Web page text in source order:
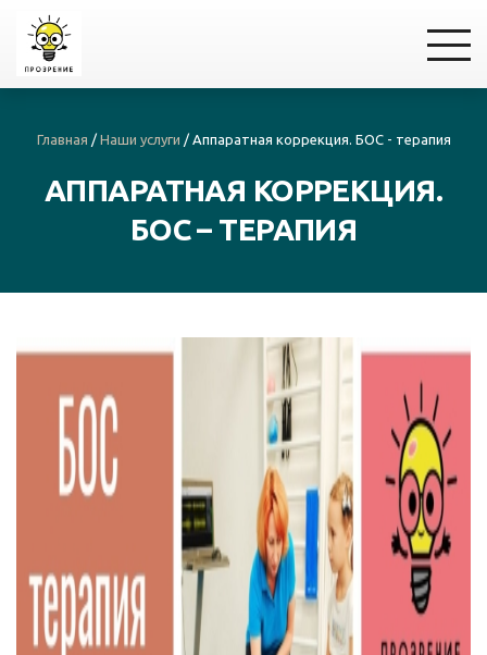
Главная / Наши услуги / Аппаратная коррекция. БОС - терапия
АППАРАТНАЯ КОРРЕКЦИЯ.
БОС – ТЕРАПИЯ